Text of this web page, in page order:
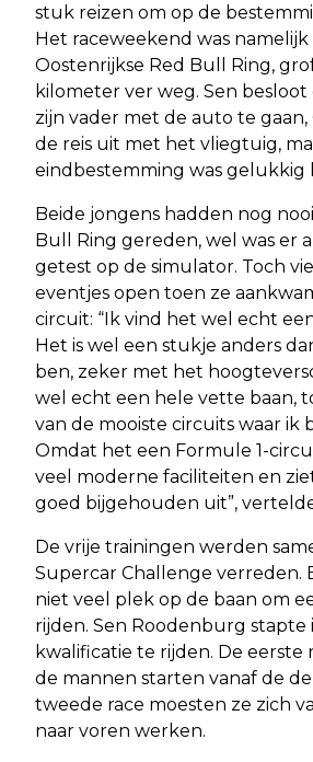
stuk reizen om op de
Het raceweekend was namelijk
Oostenrijkse Red Bull Ring,
kilometer ver weg. Sen
zijn vader met de auto te gaan,
de reis uit met het vliegtuig,
eindbestemming was gelukkig
Beide jongens hadden nog
Bull Ring gereden, wel was er
getest op de simulator. Toch
eventjes open toen ze
circuit: “Ik vind het wel echt
Het is wel een stukje anders
ben, zeker met het
wel echt een hele vette baan,
van de mooiste circuits waar ik
Omdat het een Formule 1-
veel moderne faciliteiten en
goed bijgehouden uit”,
De vrije trainingen werden
Supercar Challenge verreden.
niet veel plek op de baan om
rijden. Sen Roodenburg stapte
kwalificatie te rijden. De eerste
de mannen starten vanaf de
tweede race moesten ze zich
naar voren werken.